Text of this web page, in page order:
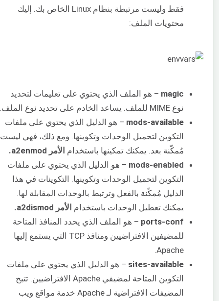
فقط وليست مرتبطة بنظام Linux الخاص بك. إليك
محتويات الملف:
magic – هو الملف الذي يحتوي على تعليمات لتحديد
نوع MIME للملف. يساعد الخادم على تحديد نوع الملف.
mods-available – هو الدليل الذي يحتوي على ملفات
التكوين لتحميل الوحدات وتكوينها. ومع ذلك، فهي ليست
مُمكّنة بعد. يمكنك تمكينها باستخدام الأمر a2enmod.
mods-enabled – هو الدليل الذي يحتوي على ملفات
التكوين لتحميل الوحدات وتكوينها. التكوينات في هذا
الدليل مُمكّنة بالفعل وترتبط بالوحدات المقابلة لها.
يمكنك تعطيل الوحدات باستخدام الأمر a2dismod.
ports-conf – هو الملف الذي يحدد المنافذ المتاحة
للمضيفين الافتراضيين ومنافذ TCP التي يستمع إليها
Apache.
sites-available – هو الدليل الذي يحتوي على ملفات
التكوين المتاحة لمضيفي Apache الافتراضيين. تتيح
المضيفات الافتراضية لـ Apache خدمة مواقع ويب